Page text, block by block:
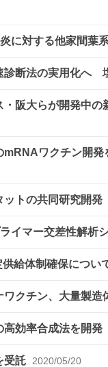
に対する他家間葉
診断法の実用化へ
・阪大らが開発中
mRNAワクチン開
ットの共同研究
イマー交差性解析
給体制確保につ
ワクチン、大量製
高効率合成法を開発
受託 2020/05/20